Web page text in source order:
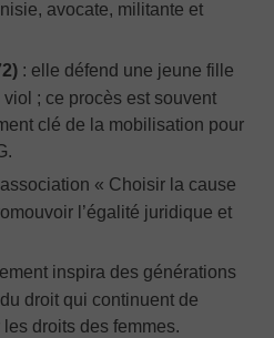
avocate, militante et
: elle défend une jeune fille
; ce procès est souvent
clé de la mobilisation pour
« Choisir la cause
l’égalité juridique et
inspira des générations
droit qui continuent de
droits des femmes.